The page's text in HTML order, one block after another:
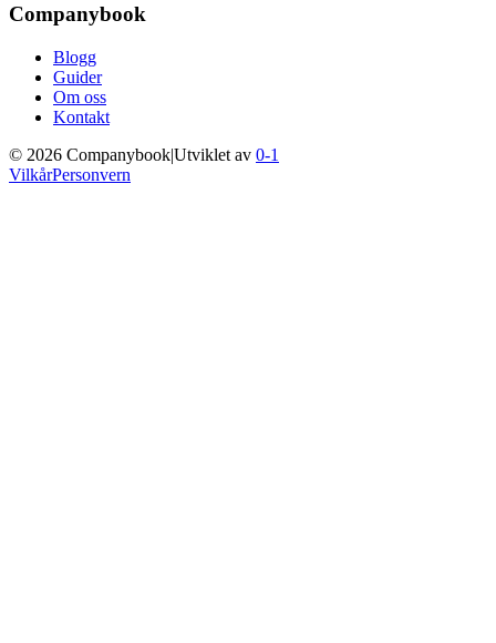
Companybook
Blogg
Guider
Om oss
Kontakt
© 2026 Companybook|Utviklet av 0-1
VilkårPersonvern